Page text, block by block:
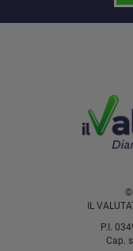
©
IL
P.I.
Cap.